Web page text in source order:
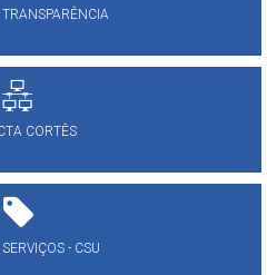
CORTÊS
- CSU